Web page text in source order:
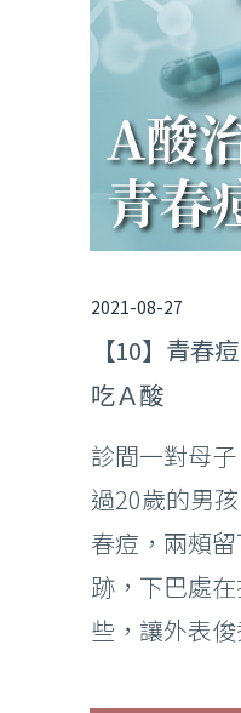
2021-08-27
【10】青春
吃Ａ酸
診間一對母
過20歲的男
春痘，兩頰
跡，下巴處
些，讓外表